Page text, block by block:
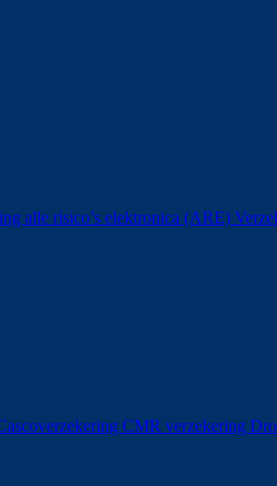
alle risico’s elektronica (ARE)
CMR verzekering